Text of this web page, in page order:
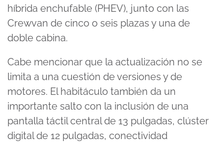
híbrida enchufable (PHEV), junto con las
Crewvan de cinco o seis plazas y una de
doble cabina.
Cabe mencionar que la actualización no se
limita a una cuestión de versiones y de
motores. El habitáculo también da un
importante salto con la inclusión de una
pantalla táctil central de 13 pulgadas, clúster
digital de 12 pulgadas, conectividad